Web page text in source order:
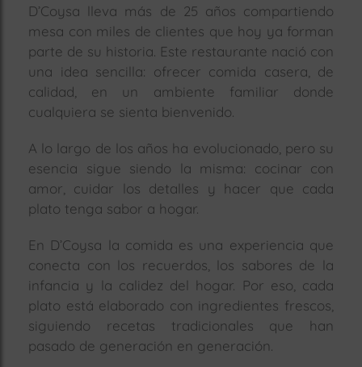
D’Coysa lleva más de 25 años compartiendo
mesa con miles de clientes que hoy ya forman
parte de su historia. Este restaurante nació con
una idea sencilla: ofrecer comida casera, de
calidad, en un ambiente familiar donde
cualquiera se sienta bienvenido.
A lo largo de los años ha evolucionado, pero su
esencia sigue siendo la misma: cocinar con
amor, cuidar los detalles y hacer que cada
plato tenga sabor a hogar.
En D’Coysa la comida es una experiencia que
conecta con los recuerdos, los sabores de la
infancia y la calidez del hogar. Por eso, cada
plato está elaborado con ingredientes frescos,
siguiendo recetas tradicionales que han
pasado de generación en generación.